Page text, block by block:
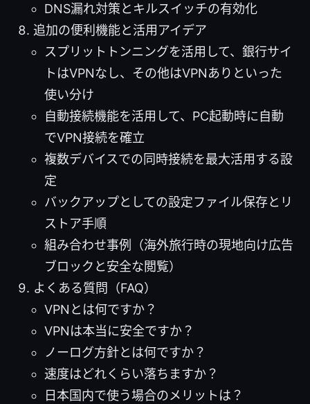
DNS漏れ対策とキルスイッチの有効化
追加の便利機能と活用アイデア
スプリットトンニングを活用して、銀行サイ
トはVPNなし、その他はVPNありといった
使い分け
自動接続機能を活用して、PC起動時に自動
でVPN接続を確立
複数デバイスでの同時接続を最大活用する設
定
バックアップとしての設定ファイル保存とリ
ストア手順
組み合わせ事例（海外旅行時の現地向け広告
ブロックと安全な閲覧）
よくある質問（FAQ）
VPNとは何ですか？
VPNは本当に安全ですか？
ノーログ方針とは何ですか？
速度はどれくらい落ちますか？
日本国内で使う場合のメリットは？